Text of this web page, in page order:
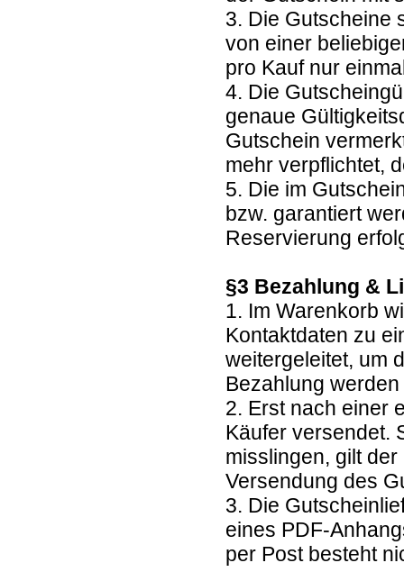
3. Die Gutscheine
von einer
pro Kauf nur
4. Die
genaue
Gutschein
mehr verpflichtet,
5. Die im
bzw. garantiert
Reservierung
§3 Bezahlung &
1. Im Warenkorb
Kontaktdaten zu
weitergeleitet, um
Bezahlung
2. Erst nach einer
Käufer versendet.
misslingen, gilt
Versendung des
3. Die
eines PDF-
per Post besteht